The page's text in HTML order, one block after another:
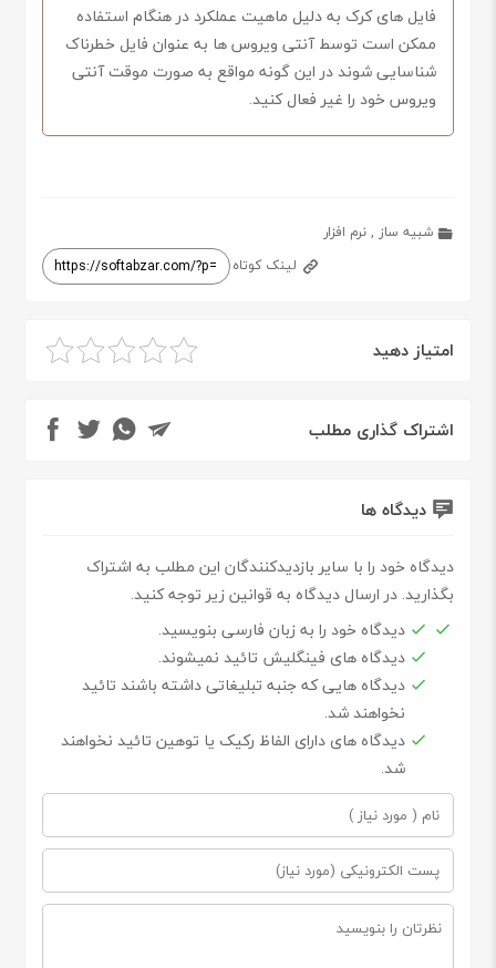
فایل های کرک به دلیل ماهیت عملکرد در هنگام استفاده
ممکن است توسط آنتی ویروس ها به عنوان فایل خطرناک
شناسایی شوند در این گونه مواقع به صورت موقت آنتی
ویروس خود را غیر فعال کنید.
شبیه ساز ,نرم افزار
لینک کوتاه
امتیاز دهید
اشتراک گذاری مطلب
دیدگاه ها
دیدگاه خود را با سایر بازدیدکنندگان این مطلب به اشتراک
بگذارید. در ارسال دیدگاه به قوانین زیر توجه کنید.
دیدگاه خود را به زبان فارسی بنویسید.
دیدگاه های فینگلیش تائید نمیشوند.
دیدگاه هایی که جنبه تبلیغاتی داشته باشند تائید
نخواهند شد.
دیدگاه های دارای الفاظ رکیک یا توهین تائید نخواهند
شد.